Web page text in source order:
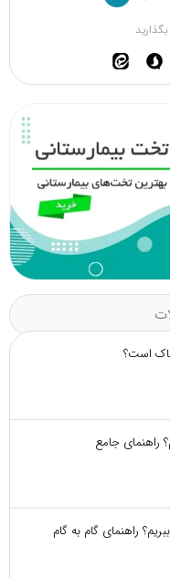
است؟
راهنمای جامع
راهنمای گام به گام